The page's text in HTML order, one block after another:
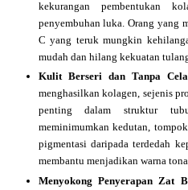
kekurangan pembentukan
penyembuhan luka. Orang yang
C yang teruk mungkin
mudah dan hilang kekuatan
Kulit Berseri dan Tanpa Cela
menghasilkan kolagen, sejenis
penting dalam struktur
meminimumkan kedutan,
pigmentasi daripada terdedah
membantu menjadikan warna
Menyokong Penyerapan Zat